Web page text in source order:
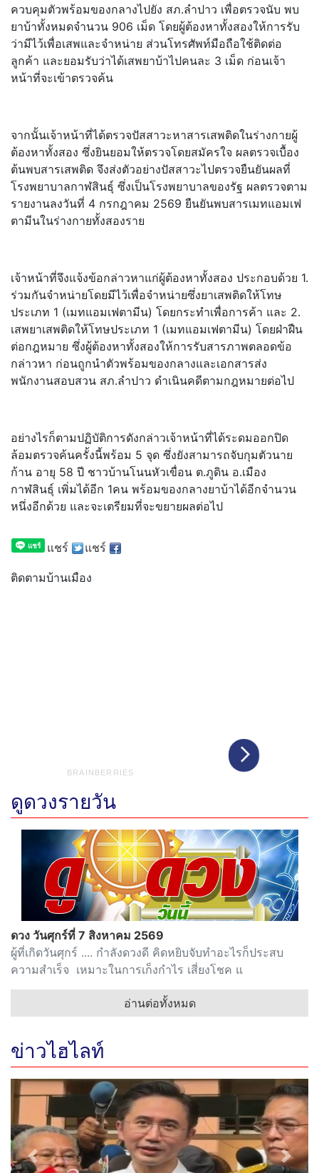
ควบคุมตัวพร้อมของกลางไปยัง สภ.ลำปาว เพื่อตรวจนับ พบ
ยาบ้าทั้งหมดจำนวน 906 เม็ด โดยผู้ต้องหาทั้งสองให้การรับ
ว่ามีไว้เพื่อเสพและจำหน่าย ส่วนโทรศัพท์มือถือใช้ติดต่อ
ลูกค้า และยอมรับว่าได้เสพยาบ้าไปคนละ 3 เม็ด ก่อนเจ้า
หน้าที่จะเข้าตรวจค้น
จากนั้นเจ้าหน้าที่ได้ตรวจปัสสาวะหาสารเสพติดในร่างกายผู้
ต้องหาทั้งสอง ซึ่งยินยอมให้ตรวจโดยสมัครใจ ผลตรวจเบื้อง
ต้นพบสารเสพติด จึงส่งตัวอย่างปัสสาวะไปตรวจยืนยันผลที่
โรงพยาบาลกาฬสินธุ์ ซึ่งเป็นโรงพยาบาลของรัฐ ผลตรวจตาม
รายงานลงวันที่ 4 กรกฎาคม 2569 ยืนยันพบสารเมทแอมเฟ
ตามีนในร่างกายทั้งสองราย
เจ้าหน้าที่จึงแจ้งข้อกล่าวหาแก่ผู้ต้องหาทั้งสอง ประกอบด้วย 1.
ร่วมกันจำหน่ายโดยมีไว้เพื่อจำหน่ายซึ่งยาเสพติดให้โทษ
ประเภท 1 (เมทแอมเฟตามีน) โดยกระทำเพื่อการค้า และ 2.
เสพยาเสพติดให้โทษประเภท 1 (เมทแอมเฟตามีน) โดยฝ่าฝืน
ต่อกฎหมาย ซึ่งผู้ต้องหาทั้งสองให้การรับสารภาพตลอดข้อ
กล่าวหา ก่อนถูกนำตัวพร้อมของกลางและเอกสารส่ง
พนักงานสอบสวน สภ.ลำปาว ดำเนินคดีตามกฎหมายต่อไป
อย่างไรก็ตามปฏิบัติการดังกล่าวเจ้าหน้าที่ได้ระดมออกปิด
ล้อมตรวจค้นครั้งนี้พร้อม 5 จุด ซึ่งยังสามารถจับกุมตัวนาย
ก้าน อายุ 58 ปี ชาวบ้านโนนหัวเขื่อน ต.ภูดิน อ.เมือง
กาฬสินธุ์ เพิ่มได้อีก 1คน พร้อมของกลางยาบ้าได้อีกจำนวน
หนึ่งอีกด้วย และจะเตรียมที่จะขยายผลต่อไป
แชร์ แชร์
ติดตามบ้านเมือง
ดูดวงรายวัน
ดวง วันศุกร์ที่ 7 สิงหาคม 2569
ผู้ที่เกิดวันศุกร์ .... กำลังดวงดี คิดหยิบจับทำอะไรก็ประสบ
ความสำเร็จ เหมาะในการเก็งกำไร เสี่ยงโชค แ
อ่านต่อทั้งหมด
ข่าวไฮไลท์
Previous Next